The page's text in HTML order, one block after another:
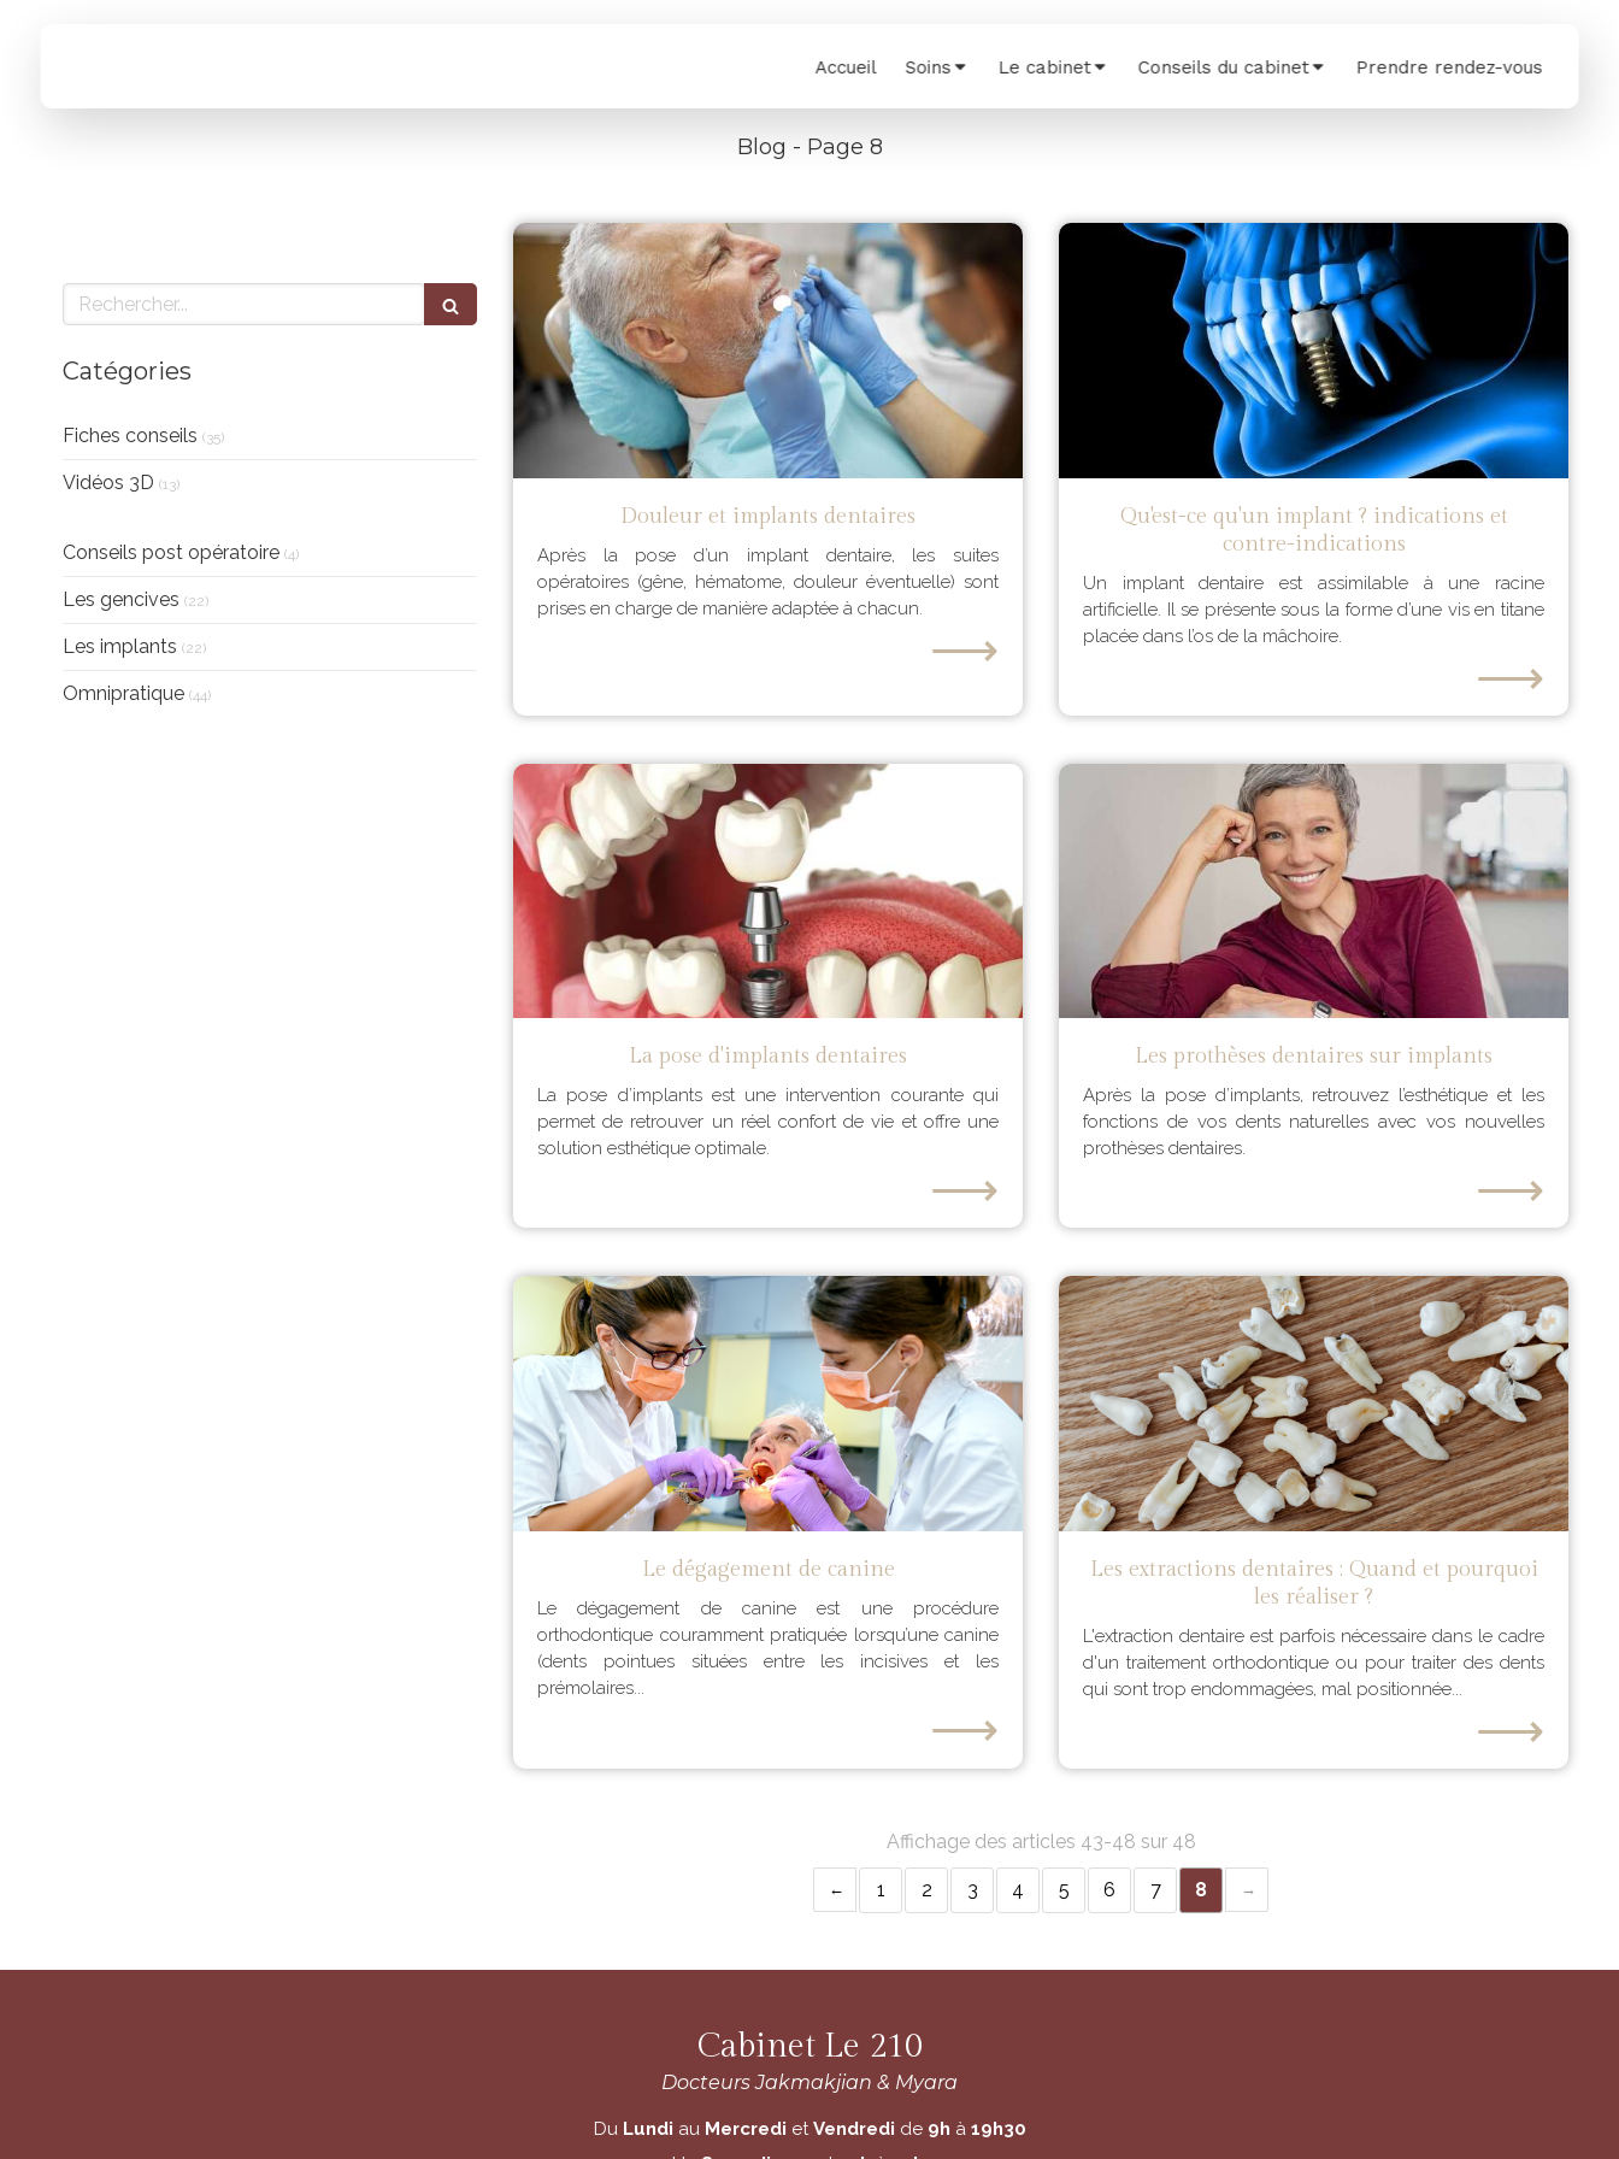
Accueil Soins Le cabinet Conseils du cabinet Prendre rendez-vous
Blog - Page 8
Douleur et implants dentaires
Après la pose d’un implant dentaire, les suites
opératoires (gêne, hématome, douleur éventuelle) sont
prises en charge de manière adaptée à chacun.
⟶
Qu'est-ce qu'un implant ? indications et
contre-indications
Un implant dentaire est assimilable à une racine
artificielle. Il se présente sous la forme d’une vis en titane
placée dans l’os de la mâchoire.
⟶
La pose d'implants dentaires
La pose d’implants est une intervention courante qui
permet de retrouver un réel confort de vie et offre une
solution esthétique optimale.
⟶
Les prothèses dentaires sur implants
Après la pose d’implants, retrouvez l’esthétique et les
fonctions de vos dents naturelles avec vos nouvelles
prothèses dentaires.
⟶
Le dégagement de canine
Le dégagement de canine est une procédure
orthodontique couramment pratiquée lorsqu’une canine
(dents pointues situées entre les incisives et les
prémolaires...
⟶
Les extractions dentaires : Quand et pourquoi
les réaliser ?
L'extraction dentaire est parfois nécessaire dans le cadre
d'un traitement orthodontique ou pour traiter des dents
qui sont trop endommagées, mal positionnée...
⟶
Affichage des articles 43-48 sur 48
1 2 3 4 5 6 7 8
Rechercher
Catégories
Fiches conseils (35)
Vidéos 3D (13)
Conseils post opératoire (4)Articles Count
Les gencives (22)Articles Count
Les implants (22)Articles Count
Omnipratique (44)Articles Count
Cabinet Le 210
Docteurs Jakmakjian & Myara
Du Lundi au Mercredi etVendredi de 9h à 19h30